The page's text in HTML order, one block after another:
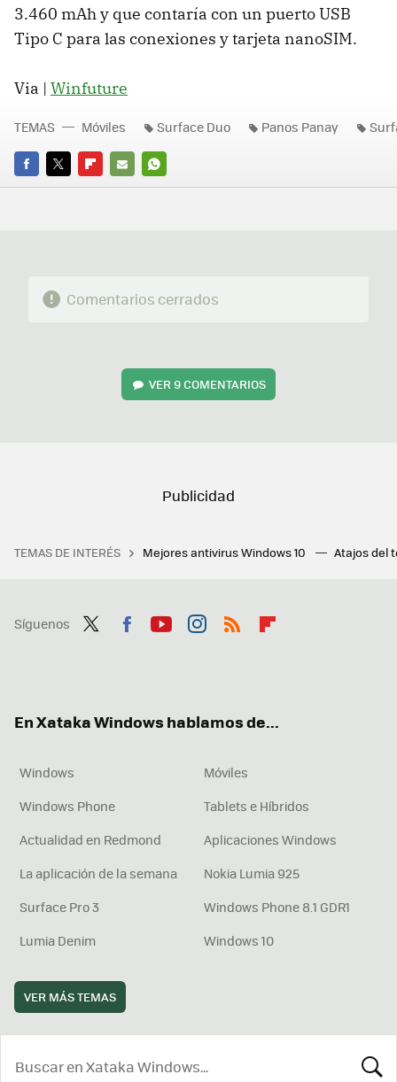
3.460 mAh y que contaría con un puerto USB
Tipo C para las conexiones y tarjeta nanoSIM.
Via | Winfuture
FACEBOOK
TWITTERFLIPBOARD
E-
WHATSAPP
TEMAS Móviles Surface Duo Panos Panay
Comentarios cerrados
VER 9 COMENTARIOS
TEMAS DE INTERÉS Mejores antivirus Windows 10 Atajos del
Síguenos
En Xataka Windows hablamos de...
Windows
Móviles
Windows Phone
Tablets e Híbridos
Actualidad en Redmond
Aplicaciones Windows
La aplicación de la semana
Nokia Lumia 925
Surface Pro 3
Windows Phone 8.1 GDR1
Lumia Denim
Windows 10
VER MÁS TEMAS